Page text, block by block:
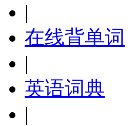
|
在线背单词
|
英语词典
|